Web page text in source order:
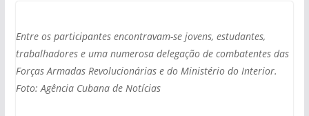
Entre os participantes encontravam-se jovens, estudantes,
trabalhadores e uma numerosa delegação de combatentes das
Forças Armadas Revolucionárias e do Ministério do Interior.
Foto: Agência Cubana de Notícias